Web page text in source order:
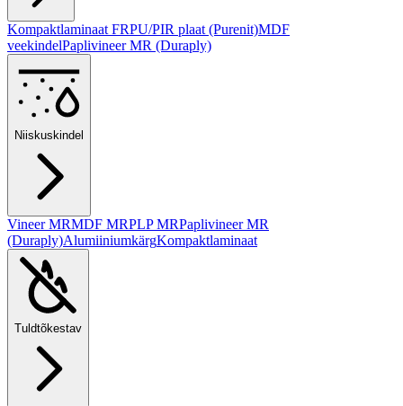
Kompaktlaminaat FRPU/PIR plaat (Purenit)MDF
veekindelPaplivineer MR (Duraply)
Niiskuskindel
Vineer MRMDF MRPLP MRPaplivineer MR
(Duraply)AlumiiniumkärgKompaktlaminaat
Tuldtõkestav